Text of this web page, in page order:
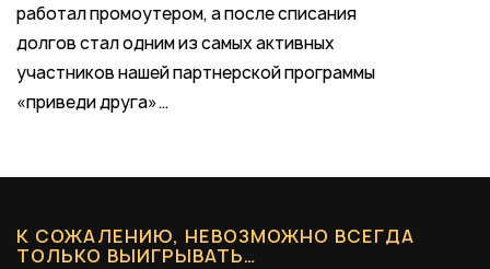
работал промоутером, а после списания
долгов стал одним из самых активных
участников нашей партнерской программы
«приведи друга»…
К СОЖАЛЕНИЮ, НЕВОЗМОЖНО ВСЕГДА
ТОЛЬКО ВЫИГРЫВАТЬ…